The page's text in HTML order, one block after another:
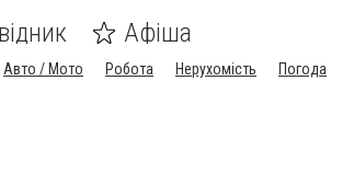
Афіша
Авто / Мото Робота Нерухомість Погода